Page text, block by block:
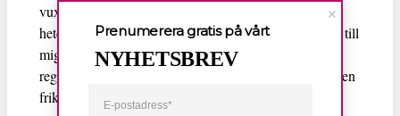
vuxit upp i Jönköping var det här jättestort. Som en
heteropolare till mig som fortfarande bor kvar mejlade till
mig ”Jag tror inte folk utifrån fattar hur stort det är att
regnbågsflaggor är uppsatta i hela stan.” Till och med en
frikyrka flaggade med regnbågsflaggan. Det är stort.
Prenumerera gratis på vårt
NYHETSBREV